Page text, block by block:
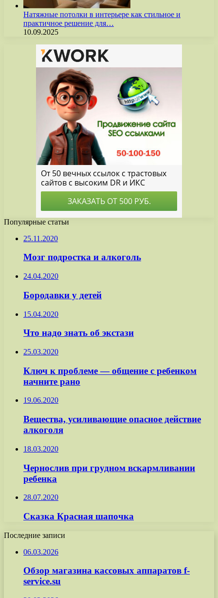
Натяжные потолки в интерьере как стильное и
практичное решение для…
10.09.2025
Популярные статьи
25.11.2020
Мозг подростка и алкоголь
24.04.2020
Бородавки у детей
15.04.2020
Что надо знать об экстази
25.03.2020
Ключ к проблеме — общение с ребенком
начните рано
19.06.2020
Вещества, усиливающие опасное действие
алкоголя
18.03.2020
Чернослив при грудном вскармливании
ребенка
28.07.2020
Сказка Красная шапочка
Последние записи
06.03.2026
Обзор магазина кассовых аппаратов f-
service.su